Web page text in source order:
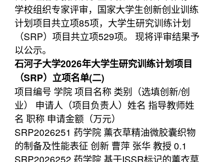
学校组织专家评审，国家大学生创新创业训练
计划项目共立项85项，大学生研究训练计划
（SRP）项目共立项529项。 现将评审结果予
以公示。
石河子大学2026年大学生研究训练计划项目
（SRP）立项名单(二)
项目编号 学院 项目名称 类别（选填创新/创
业） 申请人（项目负责人）姓名 指导教师姓
名 职称 申请金额（万元）
SRP2026251 药学院 薰衣草精油微胶囊织物
的制备及性能表征 创新 曹萍 张华 教授 0.1
SRP2026252 药学院 基于ISSR标记的薰衣草